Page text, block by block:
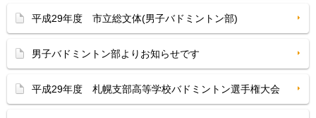
平成29年度 市立総文体(男子バドミントン部)
男子バドミントン部よりお知らせです
平成29年度 札幌支部高等学校バドミントン選手権大会